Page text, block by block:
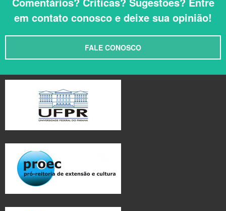
em contato conosco e deixe sua opinião!
FALE CONOSCO